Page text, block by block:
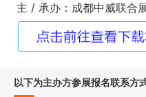
主 / 承办：成都中威联合
以下为主办方参展报名联系方